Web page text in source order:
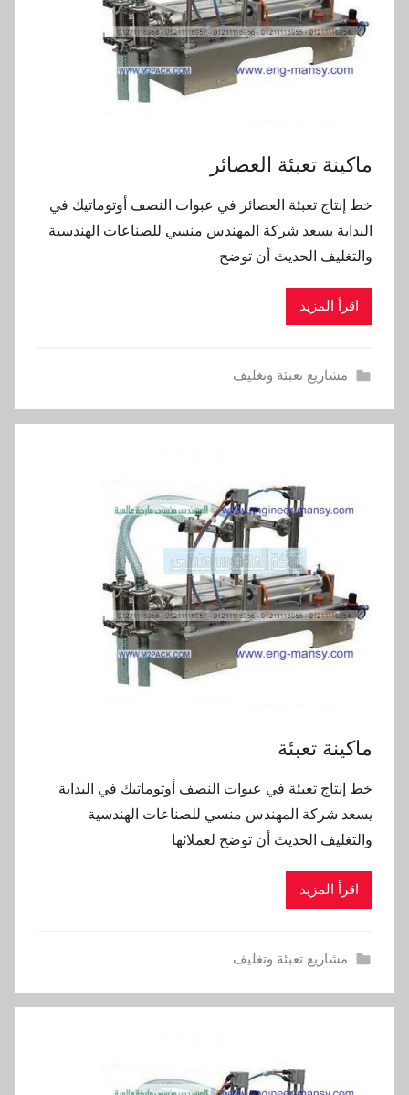
ماكينة تعبئة العصائر
خط إنتاج تعبئة العصائر في عبوات النصف أوتوماتيك في
البداية يسعد شركة المهندس منسي للصناعات الهندسية
والتغليف الحديث أن توضح
اقرأ المزيد
مشاريع تعبئة وتغليف
ماكينة تعبئة‏
خط إنتاج تعبئة في عبوات النصف أوتوماتيك في البداية
يسعد شركة المهندس منسي للصناعات الهندسية
والتغليف الحديث أن توضح لعملائها
اقرأ المزيد
مشاريع تعبئة وتغليف